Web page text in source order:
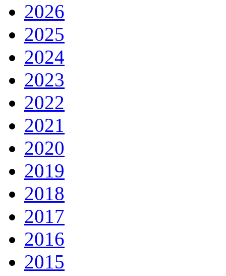
2026
2025
2024
2023
2022
2021
2020
2019
2018
2017
2016
2015